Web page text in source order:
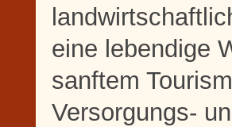
eine lebendige
sanftem
Versorgungs-